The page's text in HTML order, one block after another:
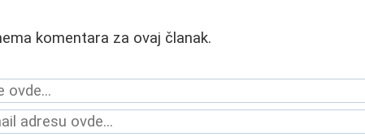
komentara za ovaj članak.